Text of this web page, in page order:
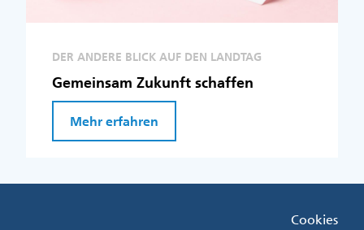
DER ANDERE BLICK AUF DEN LANDTAG
Gemeinsam Zukunft schaffen
Mehr erfahren
Cookies